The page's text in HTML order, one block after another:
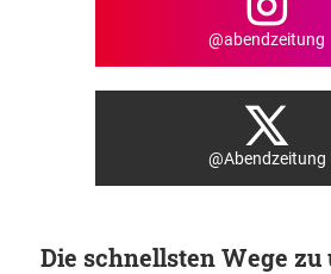
@abendzeitung
@Abendzeitung
Die schnellsten Wege